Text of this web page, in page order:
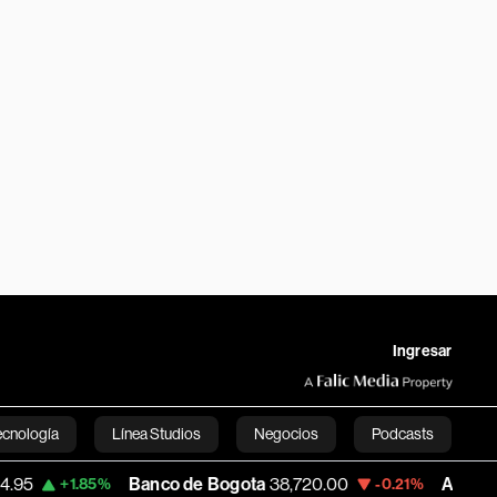
Ingresar
Línea Studios Negocios Podcasts
English
Banco de Bogota 38,720.00 -0.21% Apple 310.94